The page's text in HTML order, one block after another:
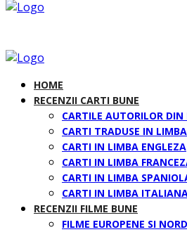
HOME
RECENZII CARTI BUNE
CARTILE AUTORILOR
CARTI TRADUSE IN
CARTI IN LIMBA ENGLEZA
CARTI IN LIMBA
CARTI IN LIMBA
CARTI IN LIMBA
RECENZII FILME BUNE
FILME EUROPENE SI